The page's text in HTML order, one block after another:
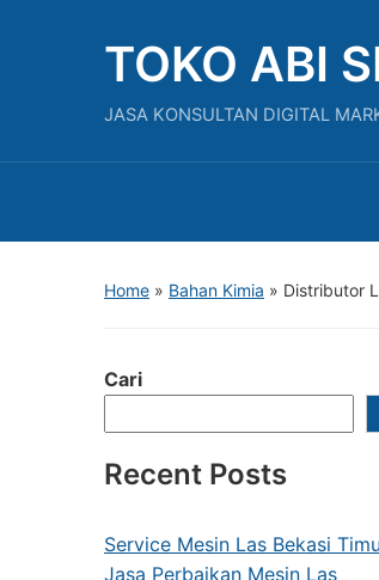
TOKO ABI
JASA KONSULTAN DIGITAL
Home » Bahan Kimia » Distributor
Cari
Recent Posts
Service Mesin Las Bekasi
Jasa Perbaikan Mesin Las